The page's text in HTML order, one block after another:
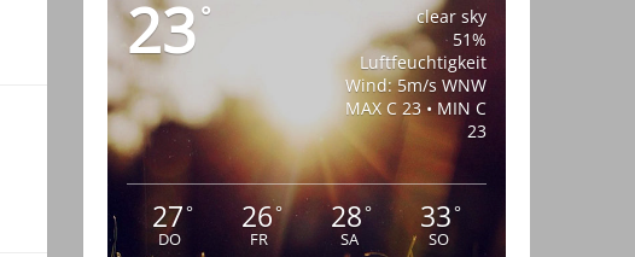
23°
clear sky
51%
Luftfeuchtigkeit
Wind: 5m/s WNW
MAX C 23 • MIN C
23
27°
DO
26°
FR
28°
SA
33°
SO